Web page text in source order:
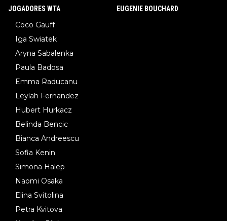
JOGADORES WTA
Coco Gauff
Iga Swiatek
Aryna Sabalenka
Paula Badosa
Emma Raducanu
Leylah Fernandez
Hubert Hurkacz
Belinda Bencic
Bianca Andreescu
Sofia Kenin
Simona Halep
Naomi Osaka
Elina Svitolina
Petra Kvitova
EUGENIE BOUCHARD